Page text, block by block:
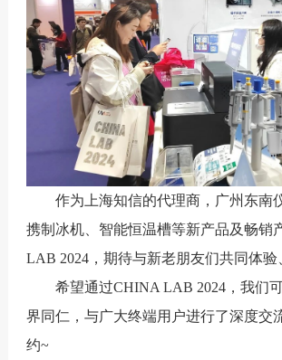
作为上海知信的代理商，广州东南
携制冰机、智能恒温槽等新产品及畅销
LAB 2024，期待与新老朋友们共同体验
希望通过CHINA LAB 2024，我们
界同仁，与广大终端用户进行了深度交
约~